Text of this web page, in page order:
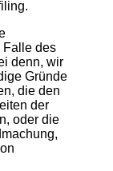
Falle des
denn, wir
Gründe
die den
der
oder die